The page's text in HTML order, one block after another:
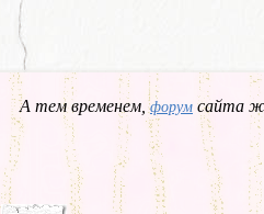
А тем временем,форум сайта